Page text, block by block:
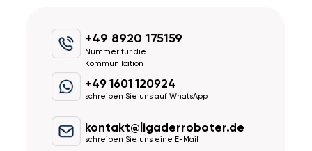
+49 8920 175159
Nummer für die
Kommunikation
+49 1601 120924
schreiben Sie uns auf WhatsApp
kontakt@ligaderroboter.de
schreiben Sie uns eine E-Mail